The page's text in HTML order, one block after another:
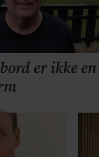
er ikke en